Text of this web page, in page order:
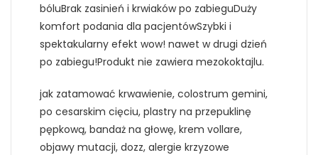
bóluBrak zasinień i krwiaków po zabieguDuży
komfort podania dla pacjentówSzybki i
spektakularny efekt wow! nawet w drugi dzień
po zabiegu!Produkt nie zawiera mezokoktajlu.
jak zatamować krwawienie, colostrum gemini,
po cesarskim cięciu, plastry na przepuklinę
pępkową, bandaż na głowę, krem vollare,
objawy mutacji, dozz, alergie krzyzowe